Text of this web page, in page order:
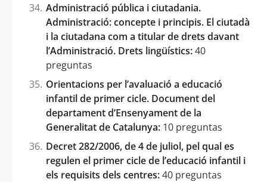
Administració pública i ciutadania.
Administració: concepte i principis. El ciutadà
i la ciutadana com a titular de drets davant
l’Administració. Drets lingüístics:40
preguntas
Orientacions per l’avaluació a educació
infantil de primer cicle. Document del
departament d’Ensenyament de la
Generalitat de Catalunya: 10 preguntas
Decret 282/2006, de 4 de juliol, pel qual es
regulen el primer cicle de l’educació infantil i
els requisits dels centres:40 preguntas